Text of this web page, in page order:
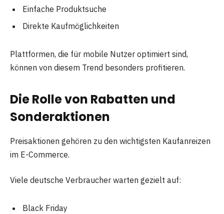
Einfache Produktsuche
Direkte Kaufmöglichkeiten
Plattformen, die für mobile Nutzer optimiert sind,
können von diesem Trend besonders profitieren.
Die Rolle von Rabatten und
Sonderaktionen
Preisaktionen gehören zu den wichtigsten Kaufanreizen
im E-Commerce.
Viele deutsche Verbraucher warten gezielt auf:
Black Friday